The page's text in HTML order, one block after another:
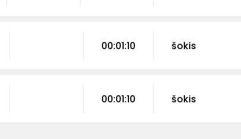
00:01:10 šokis
00:01:10 šokis